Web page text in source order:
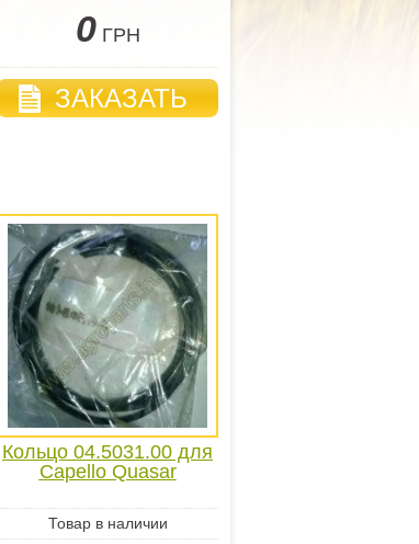
0 ГРН
ЗАКАЗАТЬ
Кольцо 04.5031.00 для
Capello Quasar
Товар в наличии